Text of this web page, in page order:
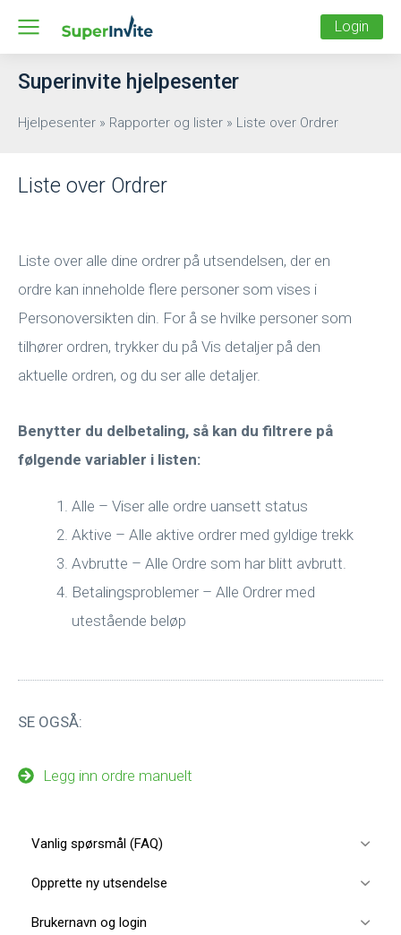
Login
Superinvite hjelpesenter
Hjelpesenter » Rapporter og lister » Liste over Ordrer
Vanlig spørsmål (FAQ)
Opprette ny utsendelse
Brukernavn og login
Liste over Ordrer
Liste over alle dine ordrer på utsendelsen, der en
ordre kan inneholde flere personer som vises i
Personoversikten din. For å se hvilke personer som
tilhører ordren, trykker du på Vis detaljer på den
aktuelle ordren, og du ser alle detaljer.
Benytter du delbetaling, så kan du filtrere på
følgende variabler i listen:
Alle – Viser alle ordre uansett status
Aktive – Alle aktive ordrer med gyldige trekk
Avbrutte – Alle Ordre som har blitt avbrutt.
Betalingsproblemer – Alle Ordrer med
utestående beløp
SE OGSÅ:
Legg inn ordre manuelt